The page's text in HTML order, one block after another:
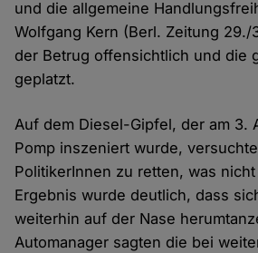
und die allgemeine
Wolfgang Kern (Berl. Zeitung 29./
der Betrug offensichtlich und die
geplatzt.
Auf dem Diesel-Gipfel, der am 3.
Pomp inszeniert wurde,
PolitikerInnen zu retten, was
Ergebnis wurde deutlich, dass
weiterhin auf der Nase
Automanager sagten die bei